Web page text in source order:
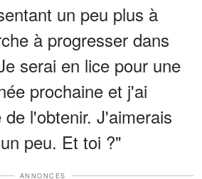
un peu plus à
à progresser dans
serai en lice pour une
prochaine et j'ai
l'obtenir. J'aimerais
peu. Et toi ?"
ANNONCES